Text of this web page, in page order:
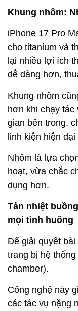
Khung nhôm:
iPhone 17 Pro
cho titanium và
lại nhiều lợi ích
dễ dàng hơn,
Khung nhôm
hơn khi chạy tác
gian bên trong,
linh kiện hiện đại
Nhôm là lựa
hoạt, vừa chắc
dụng hơn.
Tản nhiệt
mọi tình huống
Để giải quyết bài
trang bị hệ
chamber).
Công nghệ này
các tác vụ nặng